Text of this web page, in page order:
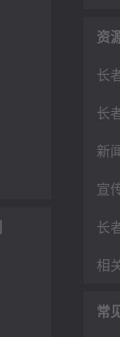
资
长
长
新
宣
长
相
常